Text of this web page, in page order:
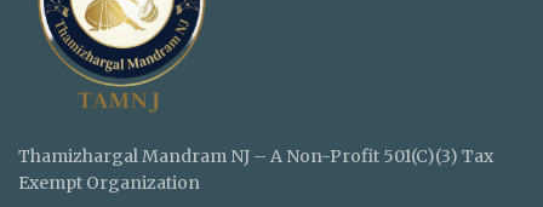
Thamizhargal Mandram NJ – A Non-Profit 501(C)(3) Tax
Exempt Organization